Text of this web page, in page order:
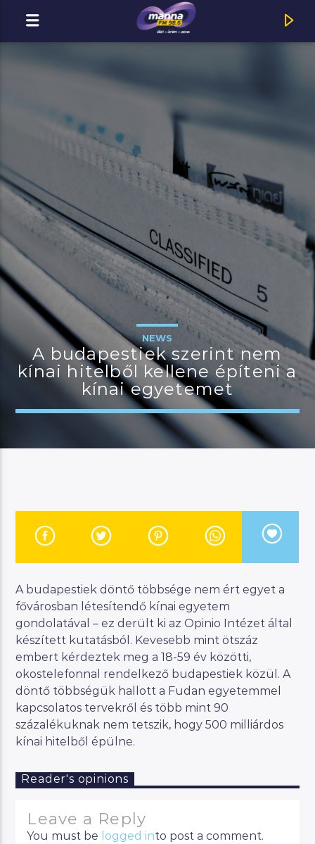
MOST ADÁSBAN
MannaFM
Karányi : Dallam
JELENLEGI MŰSOR
KANAPÉ
Manna FM
NEWS
A budapestiek szerint nem
kínai hitelből kellene építeni a
kínai egyetemet
A budapestiek döntő többsége nem ért egyet a
fővárosban létesítendő kínai egyetem
gondolatával – ez derült ki az Opinio Intézet által
készített kutatásból. Kevesebb mint ötszáz
embert kérdeztek meg a 18-59 év közötti,
okostelefonnal rendelkező budapestiek közül. A
döntő többségük hallott a Fudan egyetemmel
kapcsolatos tervekről és több mint 90
százalékuknak nem tetszik, hogy 500 milliárdos
kínai hitelből épülne.
Reader's opinions
Leave a Reply
You must be logged into post a comment.